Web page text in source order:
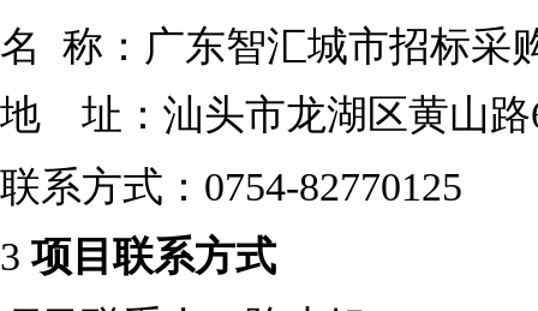
名
称：广东智汇城市招标采
地 址： 汕头市龙湖区黄山路
联系方式： 0754-82770125
3 项目联系方式